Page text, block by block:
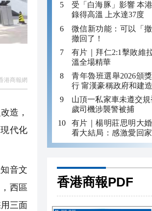
港商報網
造，
代化
音文
西區
三面
受「白海豚」影響 本
錄得高溫 上水達37度
微信新功能：可以「
撤回了！
有片｜拜仁2:1擊敗維拉 180秒
溫全場精華
青年魯班選舉2026頒
行 甯漢豪稱政府和建造業議會做
好培訓工作
山頂一私家車未遵交
歲司機涉襲警被捕
有片｜楊明莊思明大
看大結局：感激愛回
谷 不捨大家庭
香港商報PDF